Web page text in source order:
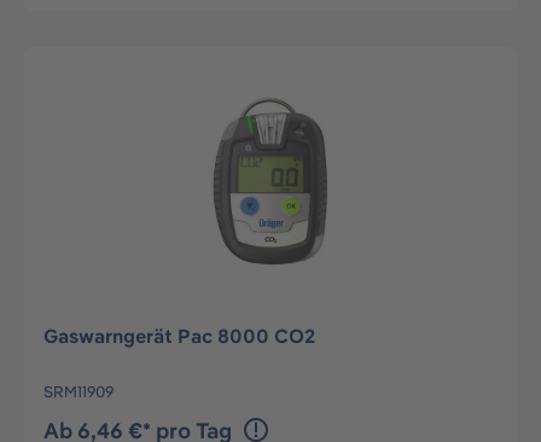
Gaswarngerät Pac 8000 CO2
SRM11909
Ab 6,46 €* pro Tag